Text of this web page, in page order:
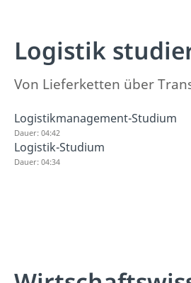
Logistik
Von Lieferketten über
Logistikmanagement-Studium
Dauer: 04:42
Logistik-Studium
Dauer: 04:34